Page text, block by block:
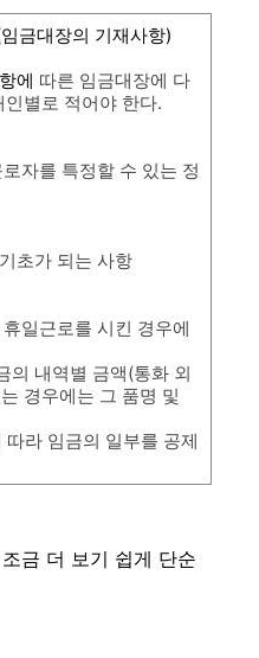
금대장의 기재사항)
에 따른 임금대장에 다
별로 적어야 한다.
자를 특정할 수 있는 정
초가 되는 사항
일근로를 시킨 경우에
의 내역별 금액(통화 외
경우에는 그 품명 및
따라 임금의 일부를 공제
금 더 보기 쉽게 단순